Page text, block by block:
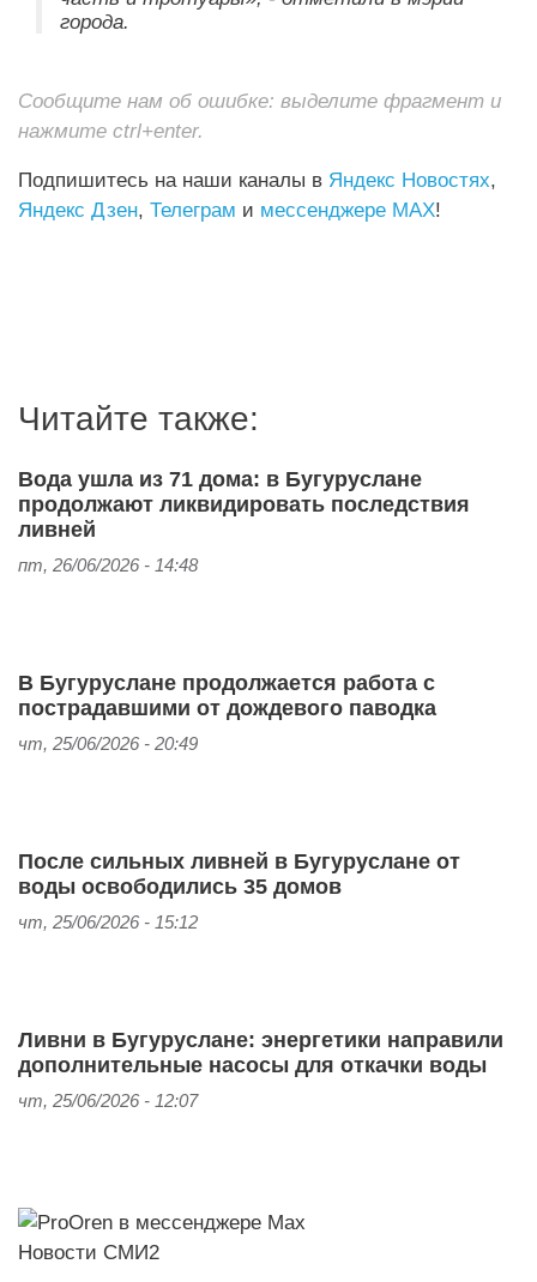
города.
Сообщите нам об ошибке: выделите фрагмент и
нажмите ctrl+enter.
Подпишитесь на наши каналы в Яндекс Новостях,
Яндекс Дзен, Телеграм и мессенджере MAX!
Читайте также:
Вода ушла из 71 дома: в Бугуруслане
продолжают ликвидировать последствия
ливней
пт, 26/06/2026 - 14:48
В Бугуруслане продолжается работа с
пострадавшими от дождевого паводка
чт, 25/06/2026 - 20:49
После сильных ливней в Бугуруслане от
воды освободились 35 домов
чт, 25/06/2026 - 15:12
Ливни в Бугуруслане: энергетики направили
дополнительные насосы для откачки воды
чт, 25/06/2026 - 12:07
Новости СМИ2